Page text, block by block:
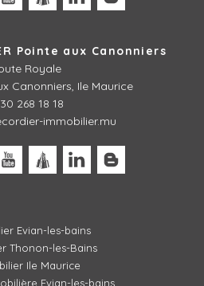
Pointe aux Canonniers
Royale
Canonniers, Ile Maurice
268 18 18
immobilier.mu
Evian-les-bains
Thonon-les-Bains
Ile Maurice
Evian-les-bains